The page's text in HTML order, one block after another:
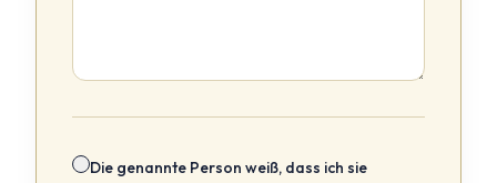
Die genannte Person weiß, dass ich sie